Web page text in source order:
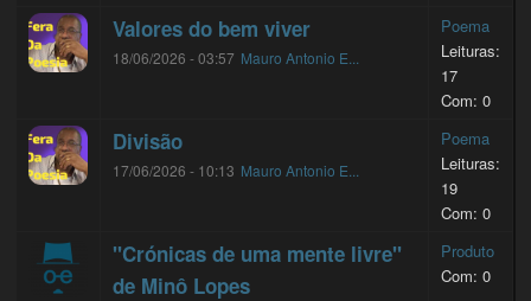
Valores do bem viver
18/06/2026 - 03:57 Mauro Antonio E...
Poema
Leituras:
17
Com: 0
Divisão
17/06/2026 - 10:13 Mauro Antonio E...
Poema
Leituras:
19
Com: 0
"Crónicas de uma mente livre"
de Minô Lopes
Produto
Com: 0